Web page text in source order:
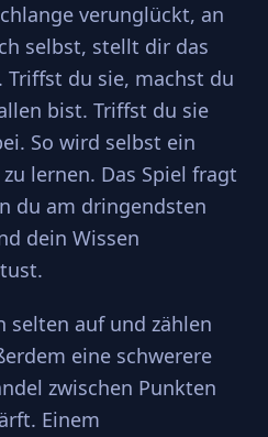
verunglückt, an
selbst, stellt dir das
Triffst du sie, machst du
bist. Triffst du sie
So wird selbst ein
lernen. Das Spiel fragt
du am dringendsten
dein Wissen
selten auf und zählen
eine schwerere
zwischen Punkten
Einem